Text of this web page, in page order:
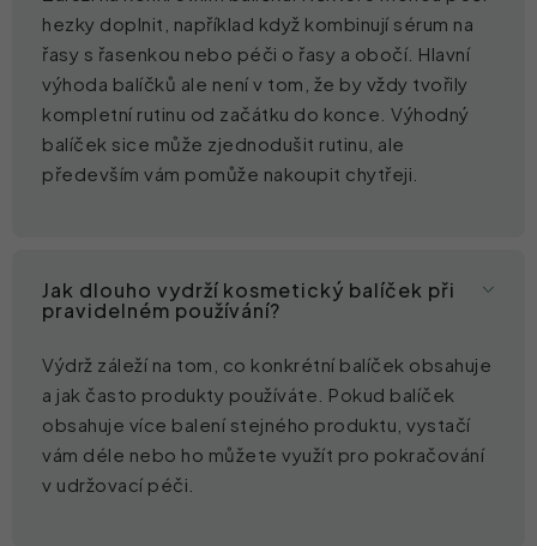
hezky doplnit, například když kombinují sérum na
řasy s řasenkou nebo péči o řasy a obočí. Hlavní
výhoda balíčků ale není v tom, že by vždy tvořily
kompletní rutinu od začátku do konce. Výhodný
balíček sice může zjednodušit rutinu, ale
především vám pomůže nakoupit chytřeji.
Jak dlouho vydrží kosmetický balíček při
pravidelném používání?
Výdrž záleží na tom, co konkrétní balíček obsahuje
a jak často produkty používáte. Pokud balíček
obsahuje více balení stejného produktu, vystačí
vám déle nebo ho můžete využít pro pokračování
v udržovací péči.